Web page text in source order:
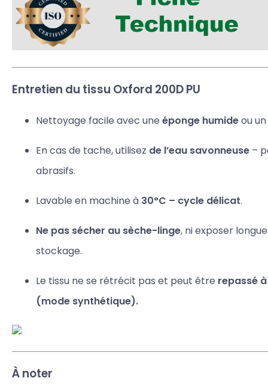
Entretien du tissu Oxford 200D PU
Nettoyage facile avec une éponge humideou
En cas de tache, utilisez de l’eau savonneuse –
abrasifs.
Lavable en machine à 30°C – cycle délicat.
Ne pas sécher au sèche-linge, ni exposer
stockage.
Le tissu ne se rétrécit pas et peut être repassé
(mode synthétique).
À noter